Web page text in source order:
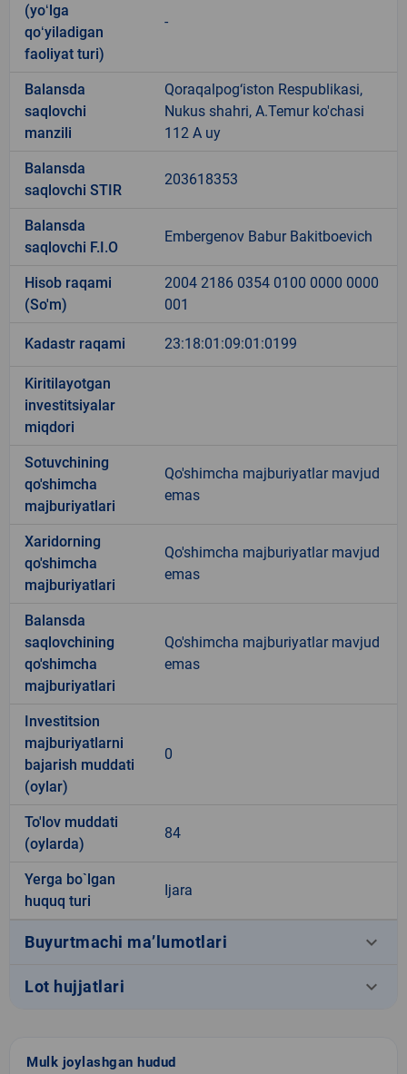
(yoʻlga
qoʻyiladigan
faoliyat turi)
-
Balansda
saqlovchi
manzili
Qoraqalpog‘iston Respublikasi,
Nukus shahri, A.Temur ko'chasi
112 A uy
Balansda
saqlovchi STIR
203618353
Balansda
saqlovchi F.I.O
Embergenov Babur Bakitboevich
Hisob raqami
(So'm)
2004 2186 0354 0100 0000 0000
001
Kadastr raqami 23:18:01:09:01:0199
Kiritilayotgan
investitsiyalar
miqdori
Sotuvchining
qo'shimcha
majburiyatlari
Qo'shimcha majburiyatlar mavjud
emas
Xaridorning
qo'shimcha
majburiyatlari
Qo'shimcha majburiyatlar mavjud
emas
Balansda
saqlovchining
qo'shimcha
majburiyatlari
Qo'shimcha majburiyatlar mavjud
emas
Investitsion
majburiyatlarni
bajarish muddati
(oylar)
0
To'lov muddati
(oylarda)
84
Yerga bo`lgan
huquq turi
Ijara
Buyurtmachi ma’lumotlari keyboard_arrow_down
Lot hujjatlari keyboard_arrow_down
Mulk joylashgan hudud